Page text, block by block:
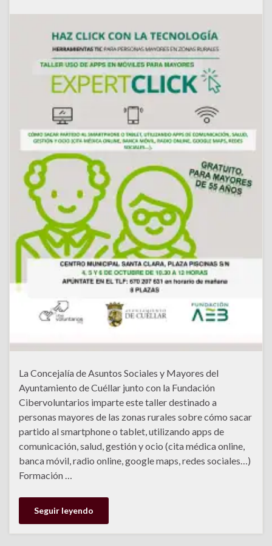
La Concejalía de Asuntos Sociales y Mayores del
Ayuntamiento de Cuéllar junto con la Fundación
Cibervoluntarios imparte este taller destinado a
personas mayores de las zonas rurales sobre cómo sacar
partido al smartphone o tablet, utilizando apps de
comunicación, salud, gestión y ocio (cita médica online,
banca móvil, radio online, google maps, redes sociales…)
Formación …
Seguir leyendo